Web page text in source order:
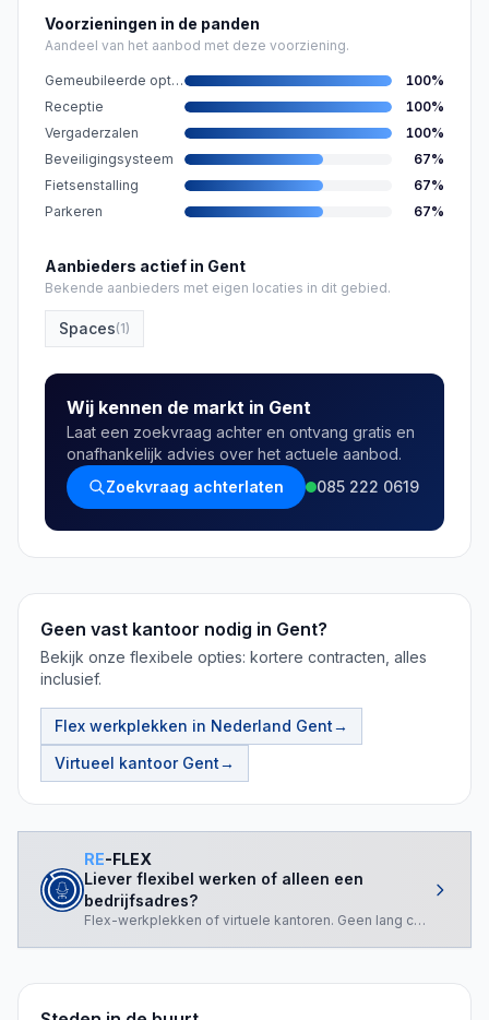
Voorzieningen in de panden
Aandeel van het aanbod met deze voorziening.
Gemeubileerde opties 100%
Receptie
100%
Vergaderzalen
100%
Beveiligingsysteem
67%
Fietsenstalling
67%
Parkeren
67%
Aanbieders actief in Gent
Bekende aanbieders met eigen locaties in dit gebied.
Spaces(1)
Wij kennen de markt in Gent
Laat een zoekvraag achter en ontvang gratis en
onafhankelijk advies over het actuele aanbod.
Zoekvraag achterlaten
085 222 0619
Geen vast kantoor nodig in Gent?
Bekijk onze flexibele opties: kortere contracten, alles
inclusief.
Flex werkplekken in Nederland Gent→
Virtueel kantoor Gent→
RE-FLEX
Liever flexibel werken of alleen een
bedrijfsadres?
Flex-werkplekken of virtuele kantoren. Geen lang contract